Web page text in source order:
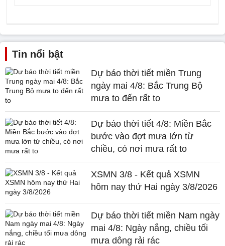
Tin nổi bật
Dự báo thời tiết miền Trung
ngày mai 4/8: Bắc Trung Bộ
mưa to đến rất to
Dự báo thời tiết 4/8: Miền Bắc
bước vào đợt mưa lớn từ
chiều, có nơi mưa rất to
XSMN 3/8 - Kết quả XSMN
hôm nay thứ Hai ngày 3/8/2026
Dự báo thời tiết miền Nam ngày
mai 4/8: Ngày nắng, chiều tối
mưa dông rải rác